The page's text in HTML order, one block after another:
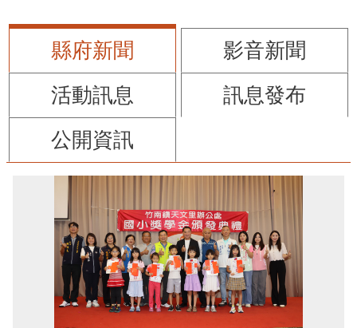
縣府新聞
影音新聞
活動訊息
訊息發布
公開資訊